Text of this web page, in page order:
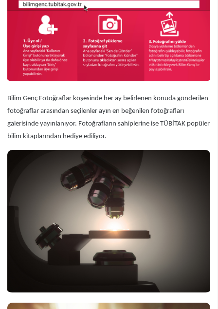
Bilim Genç Fotoğraflar köşesinde her ay belirlenen konuda gönderilen
fotoğraflar arasından seçilenler ayın en beğenilen fotoğrafları
galerisinde yayınlanıyor. Fotoğrafların sahiplerine ise TÜBİTAK popüler
bilim kitaplarından hediye ediliyor.